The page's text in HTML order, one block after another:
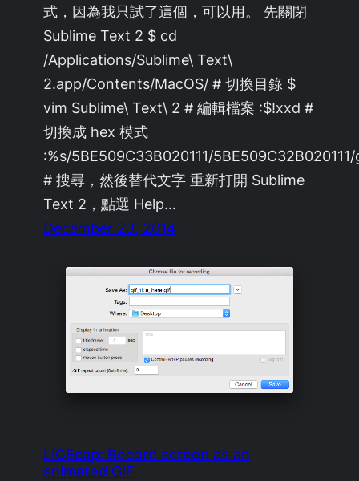
式，因為我只試了這個，可以用。 先關閉
Sublime Text 2 $ cd
/Applications/Sublime\ Text\
2.app/Contents/MacOS/ # 切換目錄 $
vim Sublime\ Text\ 2 # 編輯檔案 :$!xxd #
切換成 hex 模式
:%s/5BE509C33B020111/5BE509C32B020111/
# 搜尋，然後替代文字 重新打開 Sublime
Text 2，點選 Help…
December 23, 2014
LICEcap: Record screen as an
animated GIF